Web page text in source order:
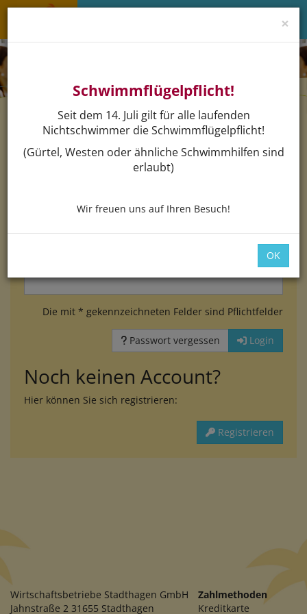
Login
Bitte loggen Sie sich mit dem untenstehenden Formular
Die mit * gekennzeichneten Felder sind Pflichtfelder
Passwort vergessen Login
Noch keinen Account?
Hier können Sie sich registrieren:
Registrieren
Wirtschaftsbetriebe Stadthagen GmbH
Jahnstraße 2 31655 Stadthagen
Zahlmethoden
Kreditkarte
×
Schwimmflügelpflicht!
Seit dem 14. Juli gilt für alle laufenden
Nichtschwimmer die Schwimmflügelpflicht!
(Gürtel, Westen oder ähnliche Schwimmhilfen sind
erlaubt)
Wir freuen uns auf Ihren Besuch!
OK